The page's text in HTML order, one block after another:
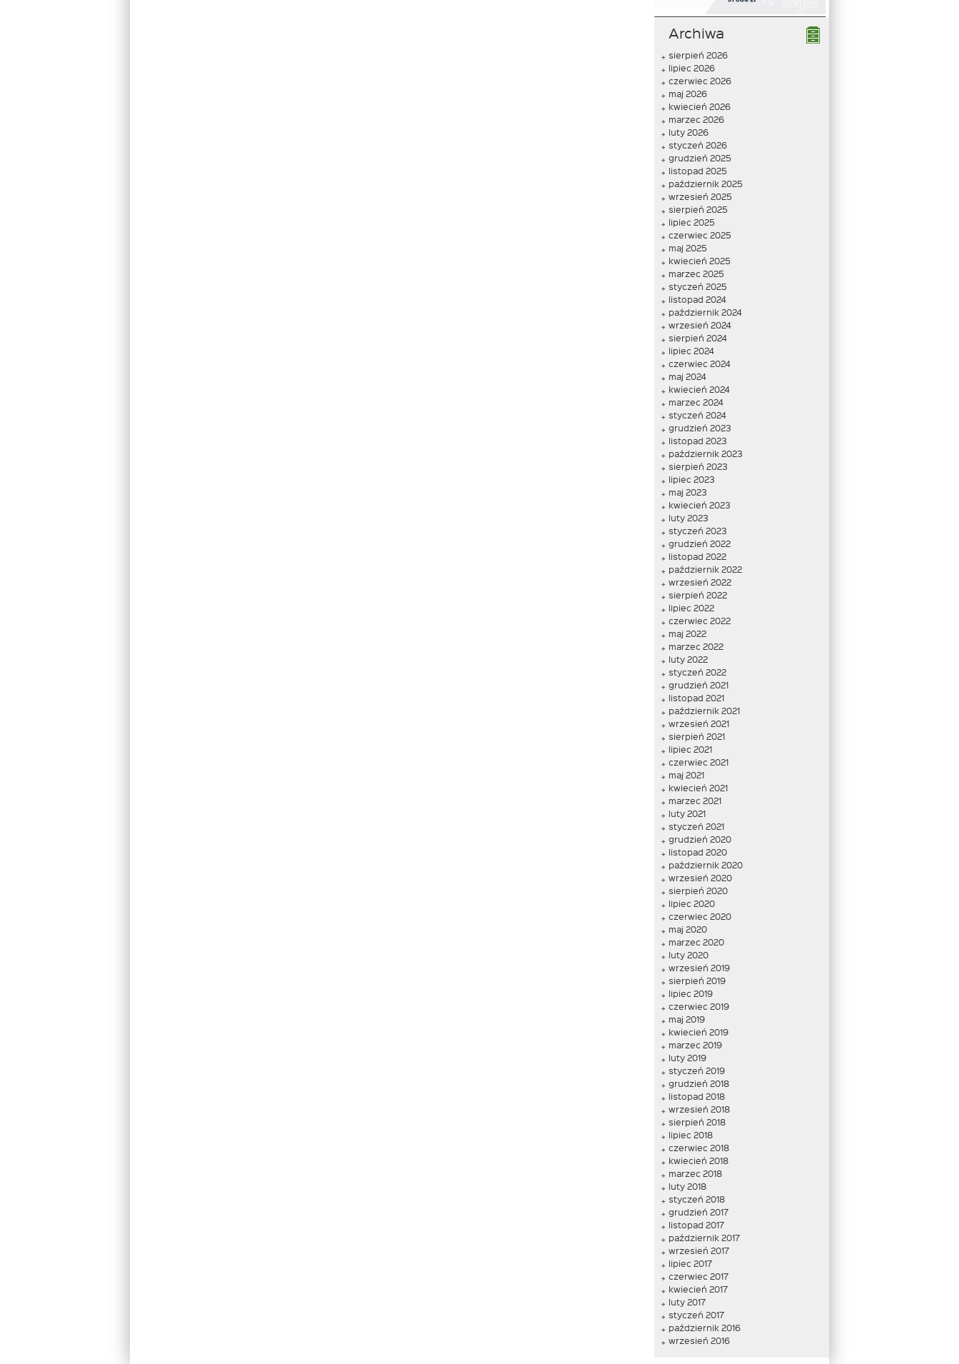
Archiwa
sierpień 2026
lipiec 2026
czerwiec 2026
maj 2026
kwiecień 2026
marzec 2026
luty 2026
styczeń 2026
grudzień 2025
listopad 2025
październik 2025
wrzesień 2025
sierpień 2025
lipiec 2025
czerwiec 2025
maj 2025
kwiecień 2025
marzec 2025
styczeń 2025
listopad 2024
październik 2024
wrzesień 2024
sierpień 2024
lipiec 2024
czerwiec 2024
maj 2024
kwiecień 2024
marzec 2024
styczeń 2024
grudzień 2023
listopad 2023
październik 2023
sierpień 2023
lipiec 2023
maj 2023
kwiecień 2023
luty 2023
styczeń 2023
grudzień 2022
listopad 2022
październik 2022
wrzesień 2022
sierpień 2022
lipiec 2022
czerwiec 2022
maj 2022
marzec 2022
luty 2022
styczeń 2022
grudzień 2021
listopad 2021
październik 2021
wrzesień 2021
sierpień 2021
lipiec 2021
czerwiec 2021
maj 2021
kwiecień 2021
marzec 2021
luty 2021
styczeń 2021
grudzień 2020
listopad 2020
październik 2020
wrzesień 2020
sierpień 2020
lipiec 2020
czerwiec 2020
maj 2020
marzec 2020
luty 2020
wrzesień 2019
sierpień 2019
lipiec 2019
czerwiec 2019
maj 2019
kwiecień 2019
marzec 2019
luty 2019
styczeń 2019
grudzień 2018
listopad 2018
wrzesień 2018
sierpień 2018
lipiec 2018
czerwiec 2018
kwiecień 2018
marzec 2018
luty 2018
styczeń 2018
grudzień 2017
listopad 2017
październik 2017
wrzesień 2017
lipiec 2017
czerwiec 2017
kwiecień 2017
luty 2017
styczeń 2017
październik 2016
wrzesień 2016